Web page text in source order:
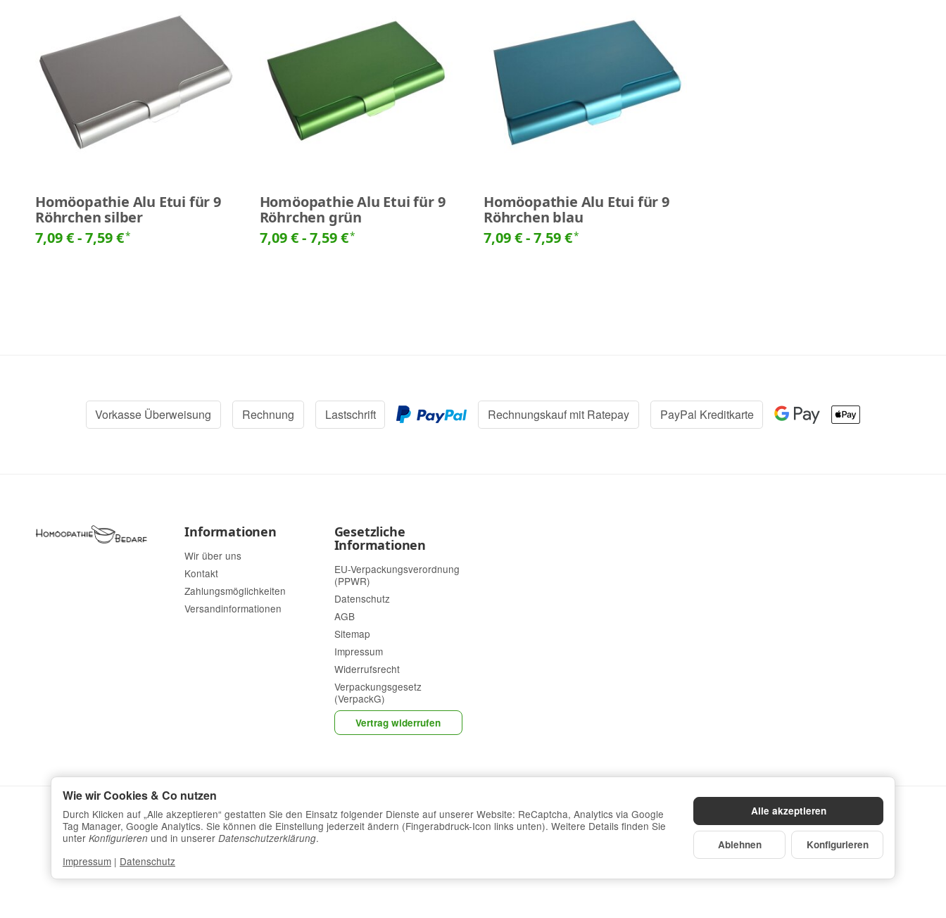
Homöopathie Alu Etui für 9
Röhrchen silber
7,09 € -7,59 €*
Homöopathie Alu Etui für 9
Röhrchen grün
7,09 € -7,59 €*
Homöopathie Alu Etui für 9
Röhrchen blau
7,09 € -7,59 €*
Vorkasse Überweisung Rechnung Lastschrift Rechnungskauf mit Ratepay PayPal Kreditkarte
Informationen
Wir über uns
Kontakt
Zahlungsmöglichkeiten
Versandinformationen
Gesetzliche
Informationen
EU-Verpackungsverordnung
(PPWR)
Datenschutz
AGB
Sitemap
Impressum
Widerrufsrecht
Verpackungsgesetz
(VerpackG)
Vertrag widerrufen
*Alle Preise inkl. gesetzlicher USt., zzgl.Versand
Alle akzeptieren
Ablehnen Konfigurieren
Wie wir Cookies & Co nutzen
Durch Klicken auf „Alle akzeptieren“ gestatten Sie den Einsatz folgender Dienste auf unserer Website: ReCaptcha, Analytics via Google
Tag Manager, Google Analytics. Sie können die Einstellung jederzeit ändern (Fingerabdruck-Icon links unten). Weitere Details finden Sie
unter Konfigurieren und in unserer Datenschutzerklärung.
Impressum | Datenschutz